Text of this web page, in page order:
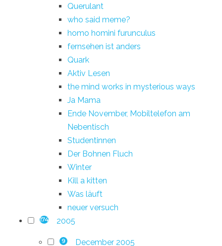
Querulant
who said meme?
homo homini furunculus
fernsehen ist anders
Quark
Aktiv Lesen
the mind works in mysterious ways
Ja Mama
Ende November, Mobiltelefon am
Nebentisch
Studentinnen
Der Bohnen Fluch
Winter
Kill a kitten
Was läuft
neuer versuch
174 2005
9 December 2005